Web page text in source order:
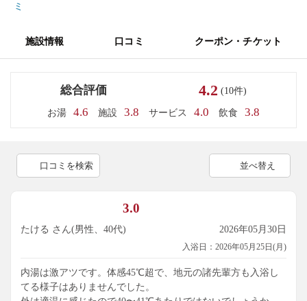
ミ
施設情報 口コミ クーポン・チケット
総合評価 4.2 (10件)
お湯 4.6 施設 3.8 サービス 4.0 飲食 3.8
口コミを検索 並べ替え
3.0
たける さん(男性、40代) 2026年05月30日
入浴日：2026年05月25日(月)
内湯は激アツです。体感45℃超で、地元の諸先輩方も入浴し
てる様子はありませんでした。